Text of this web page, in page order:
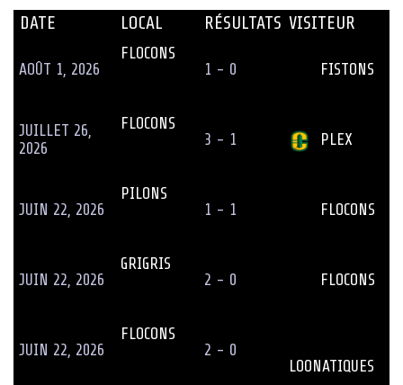
DATE LOCAL RÉSULTATS VISITEUR
AOÛT 1, 2026
FLOCONS
1 - 0
FISTONS
JUILLET 26,
2026
FLOCONS
3 - 1
PLEX
JUIN 22, 2026
PILONS
1 - 1
FLOCONS
JUIN 22, 2026
GRIGRIS
2 - 0
FLOCONS
JUIN 22, 2026
FLOCONS
2 - 0
LOONATIQUES